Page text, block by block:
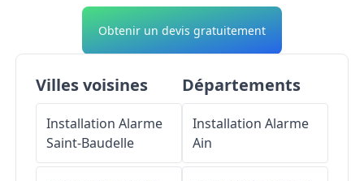
Obtenir un devis gratuitement
Villes voisines
Installation Alarme
Saint-Baudelle
Départements
Installation Alarme
Ain